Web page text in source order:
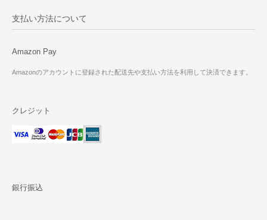
支払い方法について
Amazon Pay
Amazonのアカウントに登録された配送先や支払い方法を利用して決済できます。
クレジット
銀行振込